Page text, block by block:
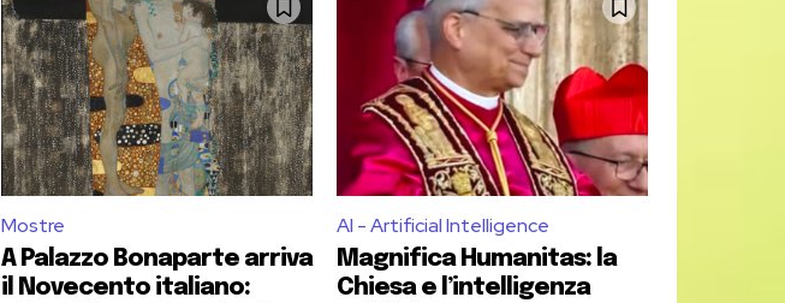
Mostre
A Palazzo Bonaparte arriva
il Novecento italiano:
AI - Artificial Intelligence
Magnifica Humanitas: la
Chiesa e l’intelligenza